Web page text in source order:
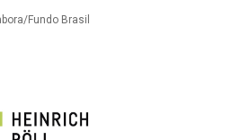
Fundo Brasil